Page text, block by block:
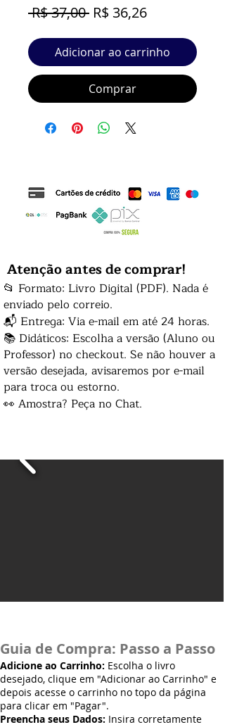
R$ 37,00 Preço
R$ 36,26Preço
Adicionar ao carrinho
Comprar
Atenção antes de comprar!
📂 Formato: Livro Digital (PDF). Nada é
enviado pelo correio.
📬 Entrega: Via e-mail em até 24 horas.
📚 Didáticos: Escolha a versão (Aluno ou
Professor) no checkout. Se não houver a
versão desejada, avisaremos por e-mail
para troca ou estorno.
👀 Amostra? Peça no Chat.
Guia de Compra: Passo a Passo
Adicione ao Carrinho: Escolha o livro
desejado, clique em "Adicionar ao Carrinho" e
depois acesse o carrinho no topo da página
para clicar em "Pagar".
Preencha seus Dados: Insira corretamente